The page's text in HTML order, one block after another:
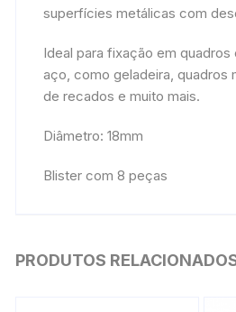
superfícies metálicas com
Ideal para fixação em
aço, como geladeira, quadros
de recados e muito mais.
Diâmetro: 18mm
Blister com 8 peças
PRODUTOS